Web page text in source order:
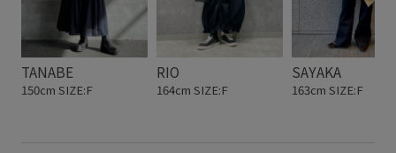
TANABE
150cm SIZE:F
RIO
164cm SIZE:F
SAYAKA
163cm SIZE:F